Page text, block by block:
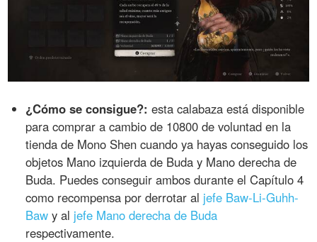
¿Cómo se consigue?: esta calabaza está disponible
para comprar a cambio de 10800 de voluntad en la
tienda de Mono Shen cuando ya hayas conseguido los
objetos Mano izquierda de Buda y Mano derecha de
Buda. Puedes conseguir ambos durante el Capítulo 4
como recompensa por derrotar al jefe Baw-Li-Guhh-
Baw y al jefe Mano derecha de Buda
respectivamente.